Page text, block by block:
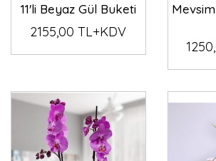
11'li Beyaz Gül Buketi
2155,00 TL+KDV